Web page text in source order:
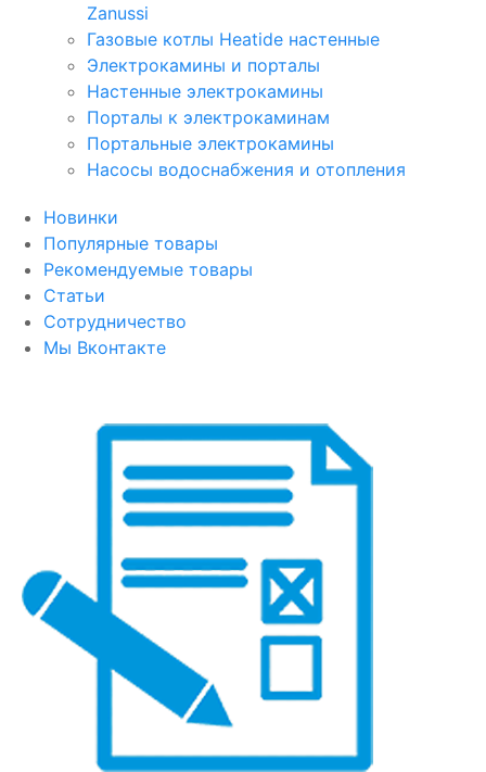
Zanussi
Газовые котлы Heatide настенные
Электрокамины и порталы
Настенные электрокамины
Порталы к электрокаминам
Портальные электрокамины
Насосы водоснабжения и отопления
Новинки
Популярные товары
Рекомендуемые товары
Статьи
Сотрудничество
Мы Вконтакте